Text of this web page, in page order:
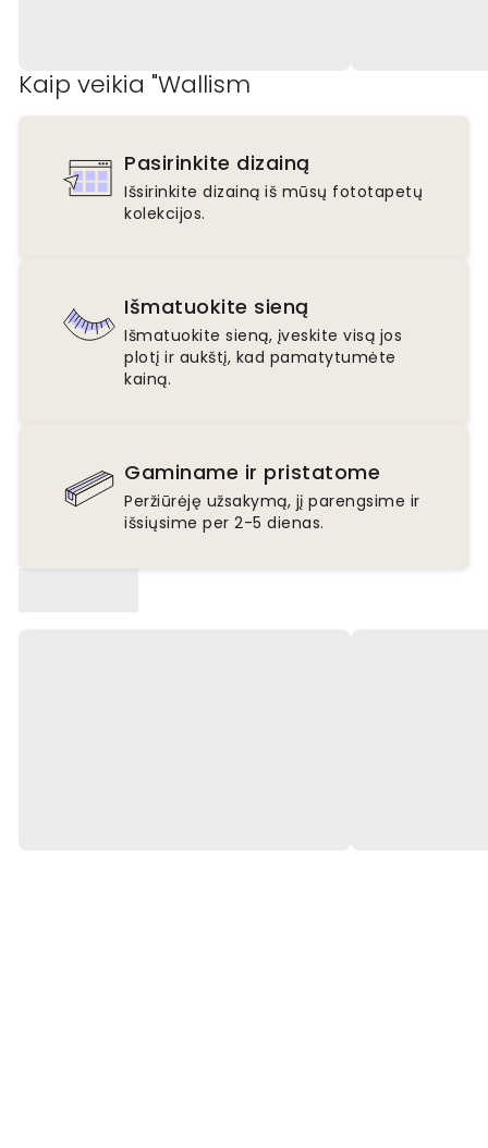
Kaip veikia "Wallism
Pasirinkite dizainą
Išsirinkite dizainą iš mūsų fototapetų
kolekcijos.
Išmatuokite sieną
Išmatuokite sieną, įveskite visą jos
plotį ir aukštį, kad pamatytumėte
kainą.
Gaminame ir pristatome
Peržiūrėję užsakymą, jį parengsime ir
išsiųsime per 2-5 dienas.